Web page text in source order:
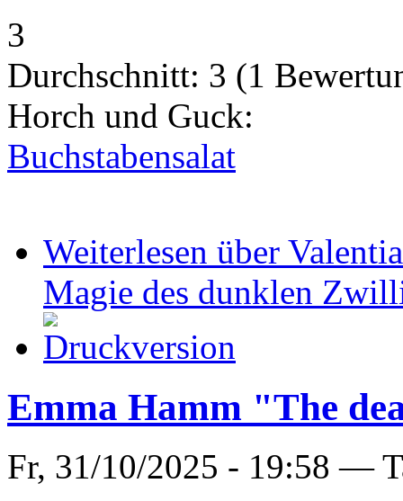
3
Durchschnitt: 3 (1
Horch und Guck:
Buchstabensalat
Weiterlesen über
Magie des dunklen
Emma Hamm "The
Fr, 31/10/2025 - 19:58 —